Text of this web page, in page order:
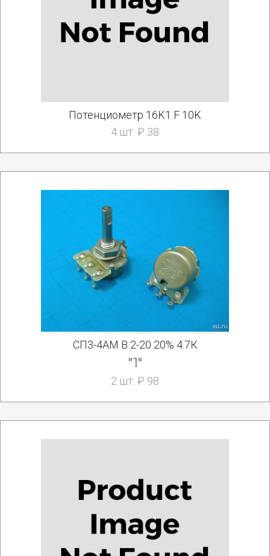
Потенциометр 16K1 F 10K
4 шт. ₽ 38
СП3-4АМ В 2-20 20% 4.7К
"1"
2 шт. ₽ 98